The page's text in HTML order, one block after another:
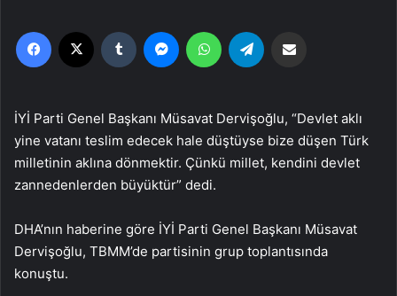
Facebook Tumblr MessengerWhatsApp
İYİ Parti Genel Başkanı Müsavat Dervişoğlu, “Devlet aklı
yine vatanı teslim edecek hale düştüyse bize düşen Türk
milletinin aklına dönmektir. Çünkü millet, kendini devlet
zannedenlerden büyüktür” dedi.
DHA’nın haberine göre İYİ Parti Genel Başkanı Müsavat
Dervişoğlu, TBMM’de partisinin grup toplantısında
konuştu.